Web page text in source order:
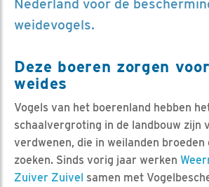
Nederland voor de
weidevogels.
Deze boeren zorgen
weides
Vogels van het boerenland hebben
schaalvergroting in de landbouw zijn
verdwenen, die in weilanden broeden
zoeken. Sinds vorig jaar werken
Zuiver Zuivel samen met